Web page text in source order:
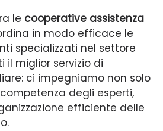
le cooperative assistenza
in modo efficace le
specializzati nel settore
il miglior servizio di
ci impegniamo non solo
degli esperti,
efficiente delle